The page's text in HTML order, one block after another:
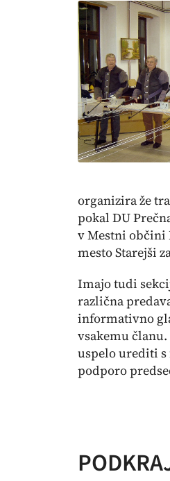
organizira že
pokal DU
v Mestni občini
mesto Starejši
Imajo tudi
različna
informativno
vsakemu
uspelo urediti
podporo